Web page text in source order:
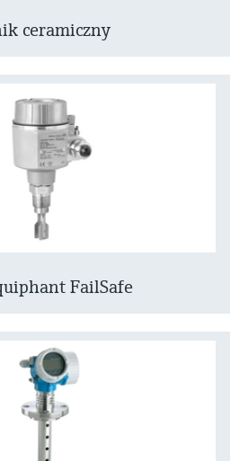
ceramiczny
FailSafe